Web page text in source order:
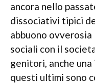
ancora nello
dissociativi tipici
abbuono
sociali con il
genitori, anche
questi ultimi sono